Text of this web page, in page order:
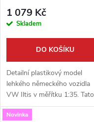
1 079 Kč
Skladem
DO KOŠÍKU
Detailní plastikový model
lehkého německého vozidla
VW Iltis v měřítku 1:35. Tato
verze je vybavena výkonným
protitankovým raketovým
Novinka